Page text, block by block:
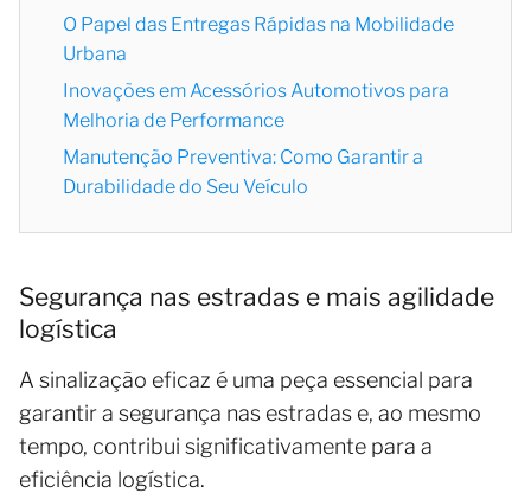
O Papel das Entregas Rápidas na Mobilidade
Urbana
Inovações em Acessórios Automotivos para
Melhoria de Performance
Manutenção Preventiva: Como Garantir a
Durabilidade do Seu Veículo
Segurança nas estradas e mais agilidade
logística
A sinalização eficaz é uma peça essencial para
garantir a segurança nas estradas e, ao mesmo
tempo, contribui significativamente para a
eficiência logística.